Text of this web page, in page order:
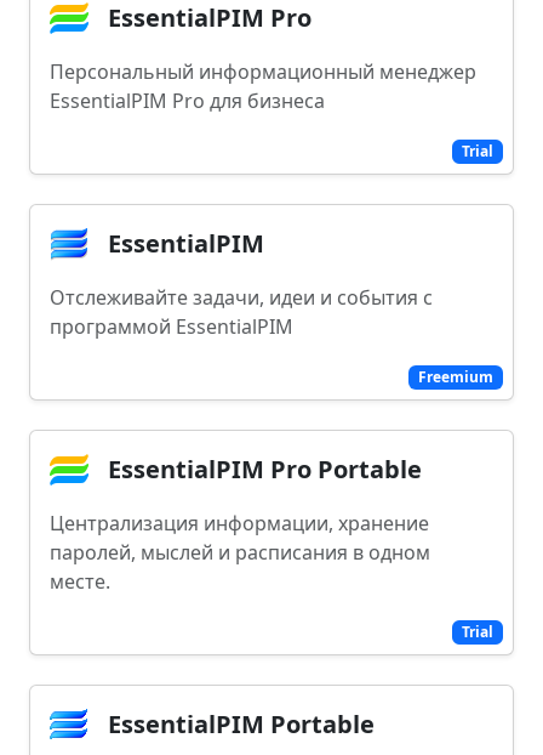
Trial
EssentialPIM Pro
Персональный информационный менеджер
EssentialPIM Pro для бизнеса
Freemium
EssentialPIM
Отслеживайте задачи, идеи и события с
программой EssentialPIM
Trial
EssentialPIM Pro Portable
Централизация информации, хранение
паролей, мыслей и расписания в одном
месте.
EssentialPIM Portable